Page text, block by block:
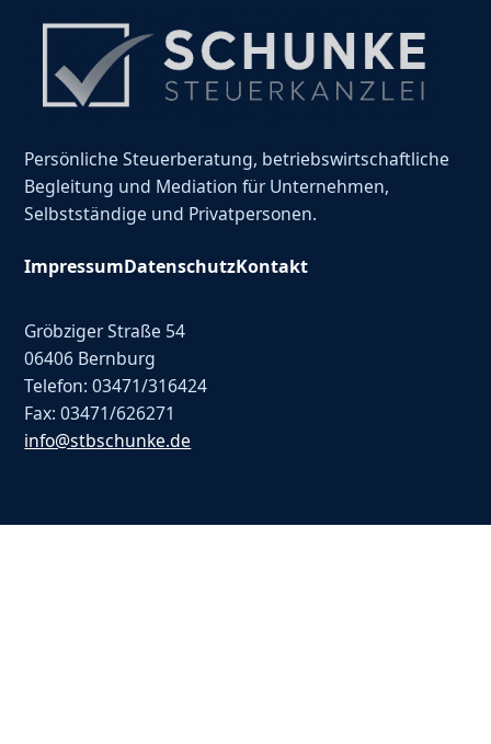
Persönliche Steuerberatung, betriebswirtschaftliche
Begleitung und Mediation für Unternehmen,
Selbstständige und Privatpersonen.
ImpressumDatenschutzKontakt
Gröbziger Straße 54
06406 Bernburg
Telefon: 03471/316424
Fax: 03471/626271
info@stbschunke.de